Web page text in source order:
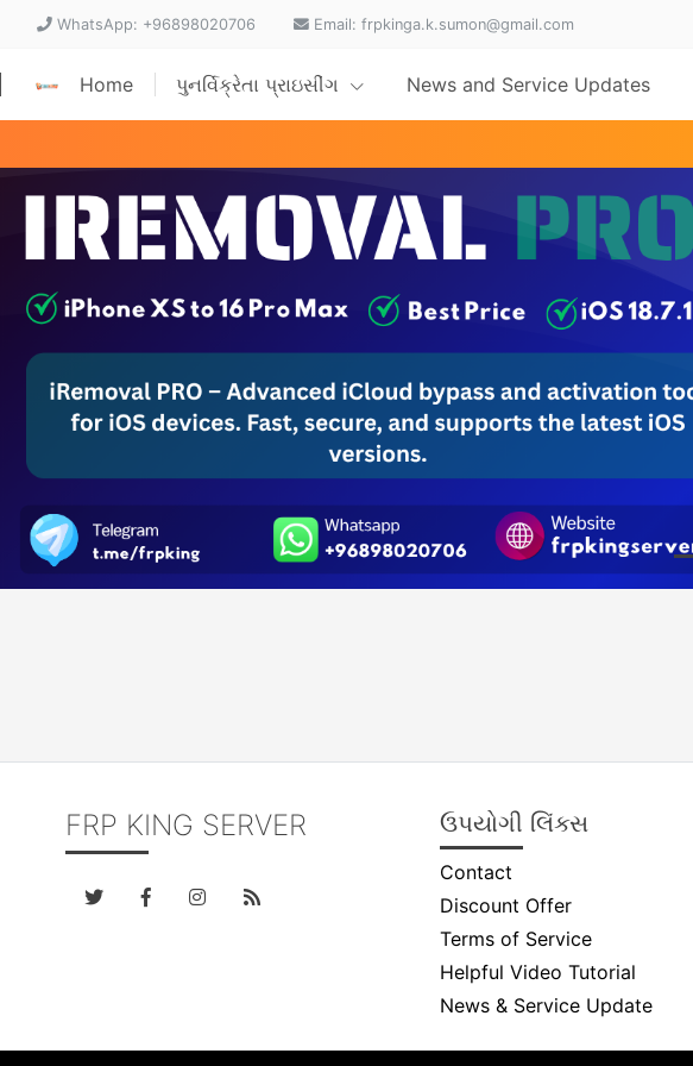
WhatsApp: +96898020706 Email: frpkinga.k.sumon@gmail.com
Home પુનર્વિક્રેતા પ્રાઇસીંગ News and Service Updates
FRP KING SERVER ઉપયોગી લિંક્સ
Contact
Discount Offer
Terms of Service
Helpful Video Tutorial
News & Service Update